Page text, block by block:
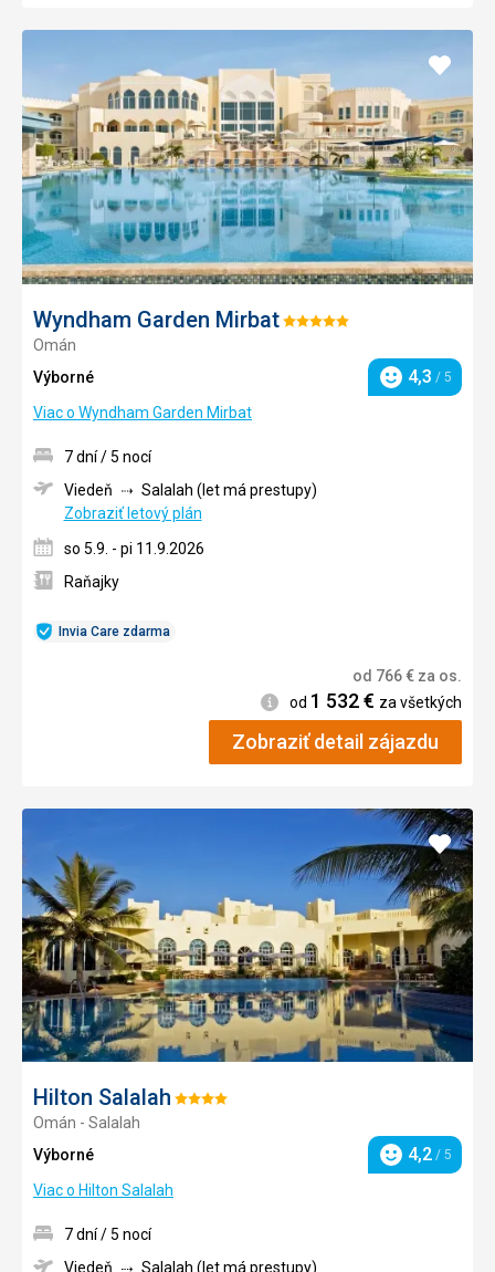
Wyndham Garden MirbatHodnotenie:
Omán
Výborné
Hodnotenie
4,3 / 5
Viac o Wyndham Garden Mirbat
Pridať
Invia Care zdarma
7 dní / 5 nocí
Viedeň
Salalah (let má prestupy)
Zobraziť letový plán
so 5.9. - pi 11.9.2026
Raňajky
od 766€ za os.
Informácie
od 1 532€ za všetkých
Zobraziť detail zájazdu
Hilton Salalah Hodnotenie:
Omán - Salalah
Výborné
Hodnotenie
4,2 / 5
Viac o Hilton Salalah
Pridať
do
7 dní / 5 nocí
Viedeň
Salalah (let má prestupy)